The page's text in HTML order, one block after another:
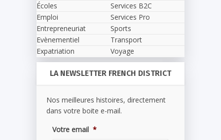
Écoles
Emploi
Entrepreneuriat
Evènementiel
Expatriation
Services B2C
Services Pro
Sports
Transport
Voyage
LA NEWSLETTER FRENCH DISTRICT
Nos meilleures histoires, directement
dans votre boite e-mail.
Votre email *